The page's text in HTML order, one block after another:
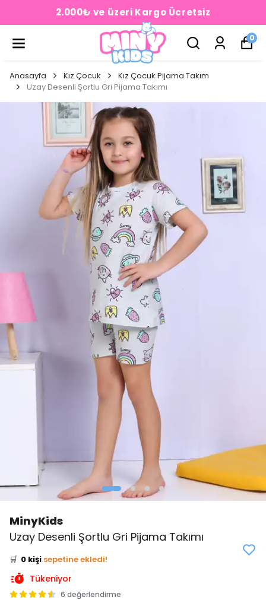
2.000₺ ve üzeri Kargo Ücretsiz
0
Anasayfa Kız Çocuk
Kız Çocuk Pijama Takım
Uzay Desenli Şortlu Gri Pijama Takımı
MinyKids
Uzay Desenli Şortlu Gri Pijama Takımı
👀 Şu an
inceliyor!
Bu ürünü
favoriledi!
🛒 0 kişi sepetine ekledi!
✅ Bugün 0 adet
Tükeniyor
6 değerlendirme